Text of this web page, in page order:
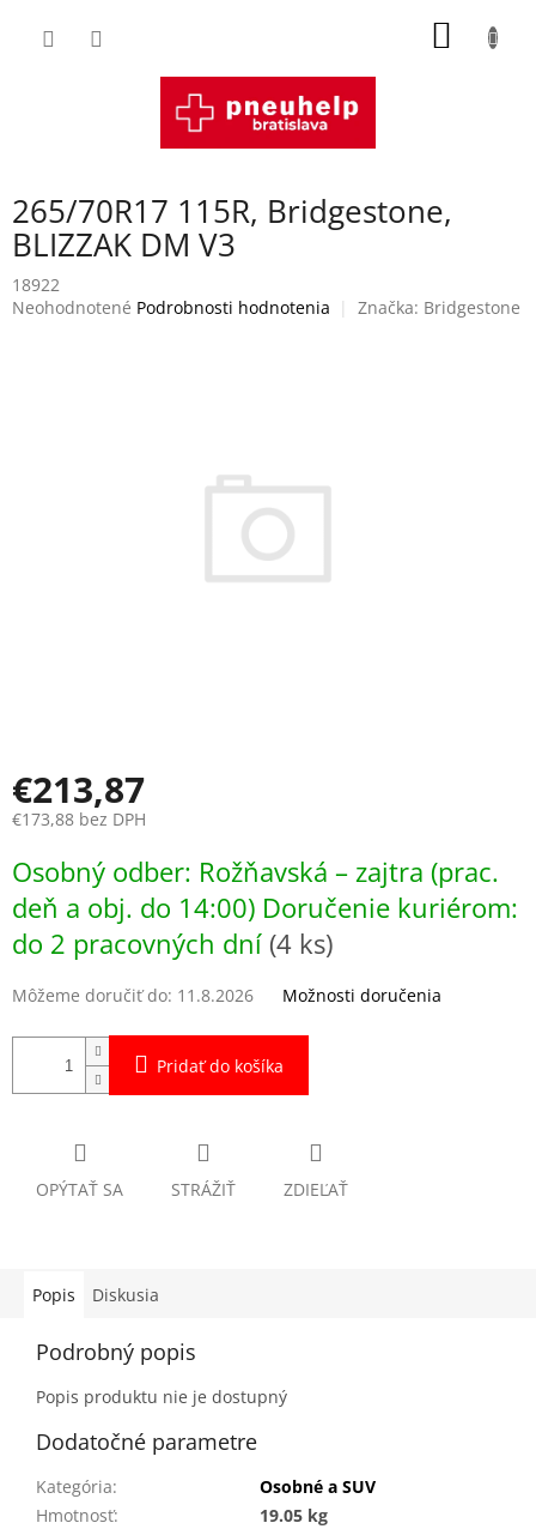
265/70R17 115R, Bridgestone,
BLIZZAK DM V3
18922
Priemerné
Neohodnotené Podrobnosti hodnotenia Značka: Bridgestone
€213,87
€173,88 bez DPH
cena:
Osobný odber: Rožňavská – zajtra (prac.
deň a obj. do 14:00) Doručenie kuriérom:
do 2 pracovných dní (4 ks)
Môžeme doručiť do: 11.8.2026 Možnosti doručenia
Pridať do košíka
OPÝTAŤ SA STRÁŽIŤ ZDIEĽAŤ
Popis Diskusia
Podrobný popis
Popis produktu nie je dostupný
Dodatočné parametre
Kategória:
Osobné a SUV
Hmotnosť:
19.05 kg